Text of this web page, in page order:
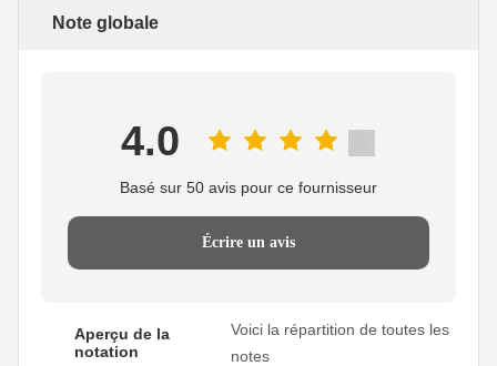
Note globale
4.0
Basé sur 50 avis pour ce fournisseur
Écrire un avis
Aperçu de la
notation
Voici la répartition de toutes les
notes